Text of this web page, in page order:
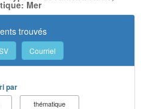
Mer
trouvés
Courriel
par
thématique